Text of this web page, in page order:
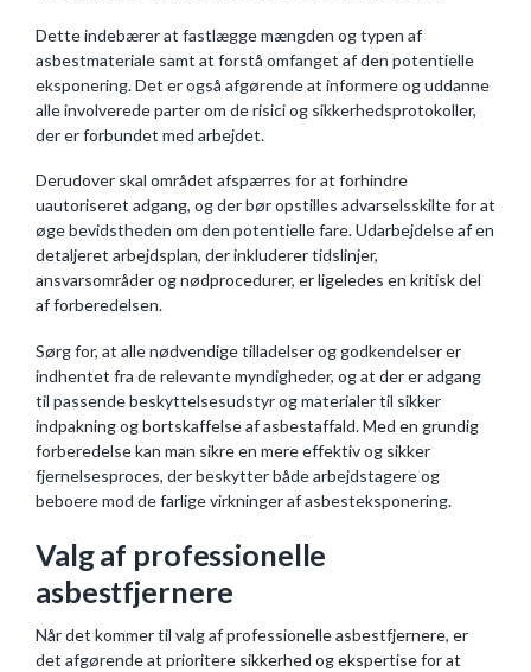
Dette indebærer at fastlægge mængden og typen af
asbestmateriale samt at forstå omfanget af den potentielle
eksponering. Det er også afgørende at informere og uddanne
alle involverede parter om de risici og sikkerhedsprotokoller,
der er forbundet med arbejdet.
Derudover skal området afspærres for at forhindre
uautoriseret adgang, og der bør opstilles advarselsskilte for at
øge bevidstheden om den potentielle fare. Udarbejdelse af en
detaljeret arbejdsplan, der inkluderer tidslinjer,
ansvarsområder og nødprocedurer, er ligeledes en kritisk del
af forberedelsen.
Sørg for, at alle nødvendige tilladelser og godkendelser er
indhentet fra de relevante myndigheder, og at der er adgang
til passende beskyttelsesudstyr og materialer til sikker
indpakning og bortskaffelse af asbestaffald. Med en grundig
forberedelse kan man sikre en mere effektiv og sikker
fjernelsesproces, der beskytter både arbejdstagere og
beboere mod de farlige virkninger af asbesteksponering.
Valg af professionelle
asbestfjernere
Når det kommer til valg af professionelle asbestfjernere, er
det afgørende at prioritere sikkerhed og ekspertise for at